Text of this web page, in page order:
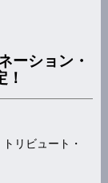
ーション・
リビュート・